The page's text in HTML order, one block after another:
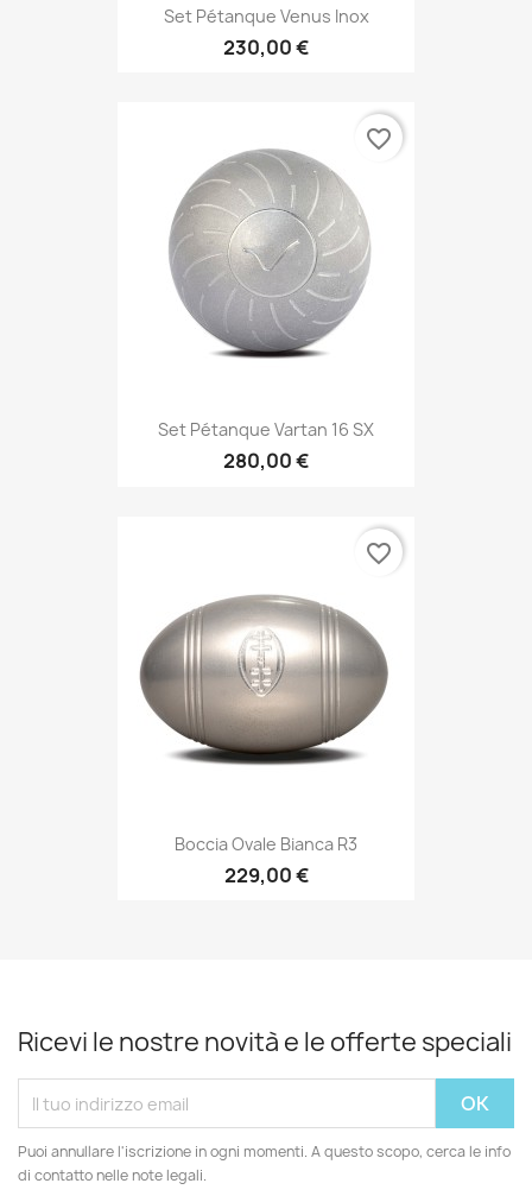
Set Pétanque Venus Inox
230,00 €
Set Pétanque Vartan 16 SX
280,00 €
favorite_border
Boccia Ovale Bianca R3
229,00 €
favorite_border
Ricevi le nostre novità e le offerte speciali
Puoi annullare l'iscrizione in ogni momenti. A questo scopo, cerca le info
di contatto nelle note legali.